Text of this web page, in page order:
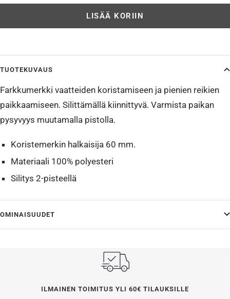
LISÄÄ KORIIN
TUOTEKUVAUS
Farkkumerkki vaatteiden koristamiseen ja pienien reikien
paikkaamiseen. Silittämällä kiinnittyvä. Varmista paikan
pysyvyys muutamalla pistolla.
Koristemerkin halkaisija 60 mm.
Materiaali 100% polyesteri
Silitys 2-pisteellä
OMINAISUUDET
ILMAINEN TOIMITUS YLI 60€ TILAUKSILLE